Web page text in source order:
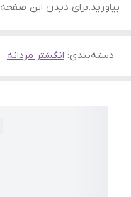
بیاورید.برای دیدن این صفحه
دسته‌بندی: انگشتر مردانه